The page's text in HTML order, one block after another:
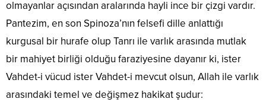
olmayanlar açısından aralarında hayli ince bir çizgi vardır.
Pantezim, en son Spinoza’nın felsefi dille anlattığı
kurgusal bir hurafe olup Tanrı ile varlık arasında mutlak
bir mahiyet birliği olduğu faraziyesine dayanır ki, ister
Vahdet-i vücud ister Vahdet-i mevcut olsun, Allah ile varlık
arasındaki temel ve değişmez hakikat şudur: